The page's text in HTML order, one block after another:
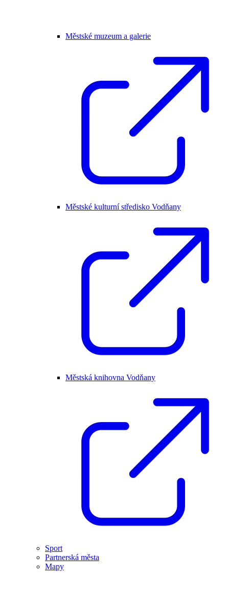
Městské muzeum a galerie
Městské kulturní středisko Vodňany
Městská knihovna Vodňany
Sport
Partnerská města
Mapy